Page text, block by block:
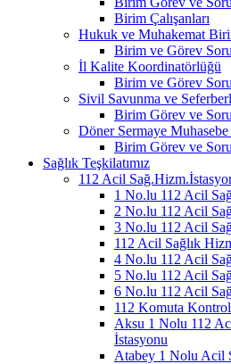
Birim Çalışanları
Hukuk ve Muhakemat
Birim ve Görev
İl Kalite Koordinatörlüğü
Birim ve Görev
Sivil Savunma ve
Birim Görev ve
Döner Sermaye
Birim Görev ve
Sağlık Teşkilatımız
112 Acil
1 No.lu 112 Acil
2 No.lu 112 Acil
3 No.lu 112 Acil
112 Acil Sağlık
4 No.lu 112 Acil
5 No.lu 112 Acil
6 No.lu 112 Acil
112 Komuta
Aksu 1 Nolu 112
İstasyonu
Atabey 1 Nolu Acil